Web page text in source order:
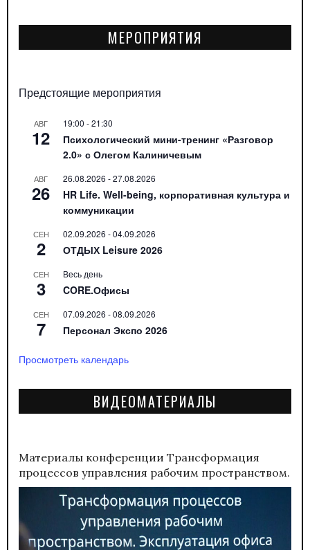
МЕРОПРИЯТИЯ
Предстоящие мероприятия
АВГ
12
19:00 -21:30
Психологический мини-тренинг «Разговор
2.0» с Олегом Калиничевым
АВГ
26
26.08.2026 -27.08.2026
HR Life. Well-being, корпоративная культура и
коммуникации
СЕН
2
02.09.2026 -04.09.2026
ОТДЫХ Leisure 2026
СЕН
3
Весь день
CORE.Офисы
СЕН
7
07.09.2026 -08.09.2026
Персонал Экспо 2026
Просмотреть календарь
ВИДЕОМАТЕРИАЛЫ
Материалы конференции Трансформация
процессов управления рабочим пространством.